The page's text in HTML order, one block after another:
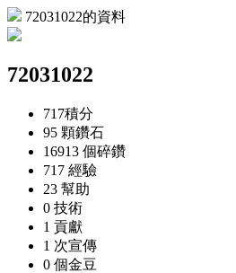
72031022的資料
72031022
717積分
95 顆鑽石
16913 個碎鑽
717 經驗
23 幫助
0 技術
1 貢獻
1 次宣傳
0 個金豆